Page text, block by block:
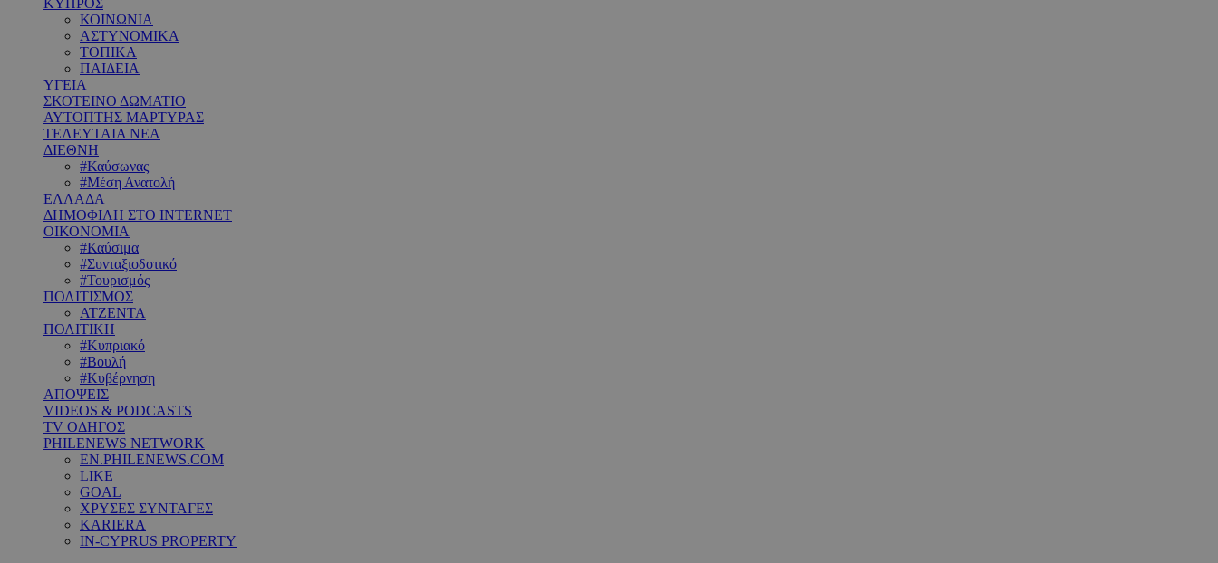
ΚΥΠΡΟΣ
ΚΟΙΝΩΝΙΑ
ΑΣΤΥΝΟΜΙΚΑ
ΤΟΠΙΚΑ
ΠΑΙΔΕΙΑ
ΥΓΕΙΑ
ΣΚΟΤΕΙΝΟ ΔΩΜΑΤΙΟ
ΑΥΤΟΠΤΗΣ ΜΑΡΤΥΡΑΣ
ΤΕΛΕΥΤΑΙΑ ΝΕΑ
ΔΙΕΘΝΗ
#Καύσωνας
#Μέση Ανατολή
ΕΛΛΑΔΑ
ΔΗΜΟΦΙΛΗ ΣΤΟ INTERNET
ΟΙΚΟΝΟΜΙΑ
#Καύσιμα
#Συνταξιοδοτικό
#Τουρισμός
ΠΟΛΙΤΙΣΜΟΣ
ΑΤΖΕΝΤΑ
ΠΟΛΙΤΙΚΗ
#Κυπριακό
#Βουλή
#Κυβέρνηση
ΑΠΟΨΕΙΣ
VIDEOS & PODCASTS
TV ΟΔΗΓΟΣ
PHILENEWS NETWORK
EN.PHILENEWS.COM
LIKE
GOAL
ΧΡΥΣΕΣ ΣΥΝΤΑΓΕΣ
KARIERA
IN-CYPRUS PROPERTY